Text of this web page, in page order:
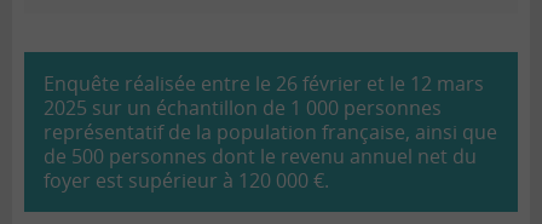
Enquête réalisée entre le 26 février et le 12 mars
2025 sur un échantillon de 1 000 personnes
représentatif de la population française, ainsi que
de 500 personnes dont le revenu annuel net du
foyer est supérieur à 120 000 €.